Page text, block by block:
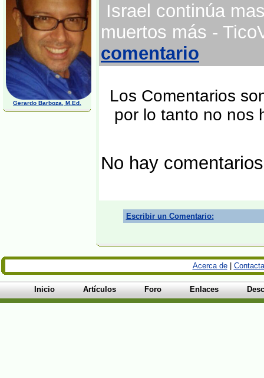
Gerardo Barboza, M.Ed.
Israel continúa
muertos más -
comentario
Los Comentarios
por lo tanto no nos
No hay
Escribir un Comentario:
Acerca de|
Inicio Artículos Foro Enlaces